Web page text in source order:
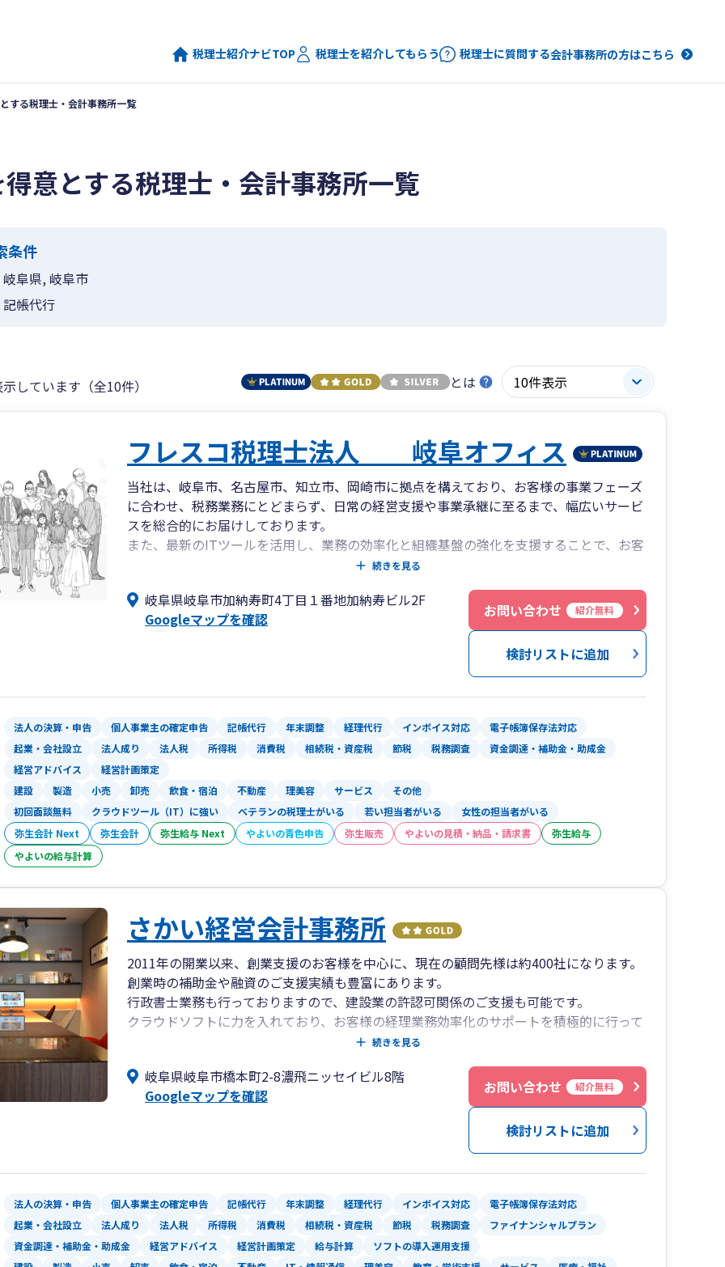
税理士紹介ナビTOP 税理士を紹介してもらう 税理士に質問する会計事務所の方はこちら
する税理士・会計事務所一覧
意とする税理士・会計事務所一覧
条件
岐阜県, 岐阜市
記帳代行
しています（全10件） とは
フレスコ税理士法人 岐阜オフィス
当社は、岐阜市、名古屋市、知立市、岡崎市に拠点を構えており、お客様の事業フェーズ
に合わせ、税務業務にとどまらず、日常の経営支援や事業承継に至るまで、幅広いサービ
スを総合的にお届けしております。
また、最新のITツールを活用し、業務の効率化と組織基盤の強化を支援することで、お客
様が本業に集中できる環境を整えております。続きを見る
岐阜県岐阜市加納寿町4丁目１番地加納寿ビル2F
Googleマップを確認
お問い合わせ 紹介無料
検討リストに追加
法人の決算・申告 個人事業主の確定申告 記帳代行 年末調整 経理代行 インボイス対応
電子帳簿保存法対応
起業・会社設立
法人成り 法人税 所得税 消費税 相続税・資産税 節税 税務調査
資金調達・補助金・助成金
経営アドバイス
経営計画策定
建設
製造 小売 卸売 飲食・宿泊 不動産 理美容 サービス
その他
初回面談無料
クラウドツール（IT）に強い ベテランの税理士がいる 若い担当者がいる
女性の担当者がいる
弥生会計 Next
弥生会計 弥生給与 Next やよいの青色申告 弥生販売 やよいの見積・納品・請求書
弥生給与
やよいの給与計算
さかい経営会計事務所
2011年の開業以来、創業支援のお客様を中心に、現在の顧問先様は約400社になります。
創業時の補助金や融資のご支援実績も豊富にあります。
行政書士業務も行っておりますので、建設業の許認可関係のご支援も可能です。
クラウドソフトに力を入れており、お客様の経理業務効率化のサポートを積極的に行って
続きを見る
岐阜県岐阜市橋本町2-8濃飛ニッセイビル8階
Googleマップを確認
お問い合わせ 紹介無料
検討リストに追加
法人の決算・申告 個人事業主の確定申告 記帳代行 年末調整 経理代行 インボイス対応
電子帳簿保存法対応
起業・会社設立
法人成り 法人税 所得税 消費税 相続税・資産税 節税 税務調査
ファイナンシャルプラン
資金調達・補助金・助成金
経営アドバイス 経営計画策定 給与計算
ソフトの導入運用支援